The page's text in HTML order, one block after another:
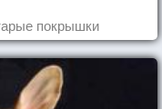
покрышки